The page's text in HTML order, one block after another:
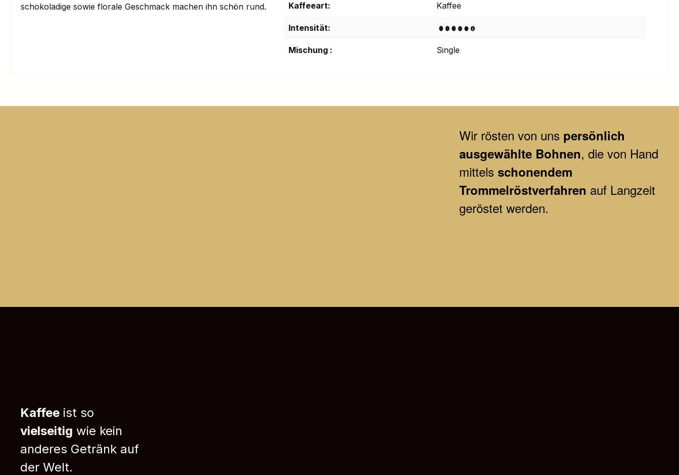
schokoladige sowie florale Geschmack machen ihn schön rund.
Kaffeeart: Kaffee
Intensität:
Mischung : Single
Wir rösten von uns persönlich
ausgewählte Bohnen, die von Hand
mittels schonendem
Trommelröstverfahren auf Langzeit
geröstet werden.
Kaffee ist so
vielseitig wie kein
anderes Getränk auf
der Welt.